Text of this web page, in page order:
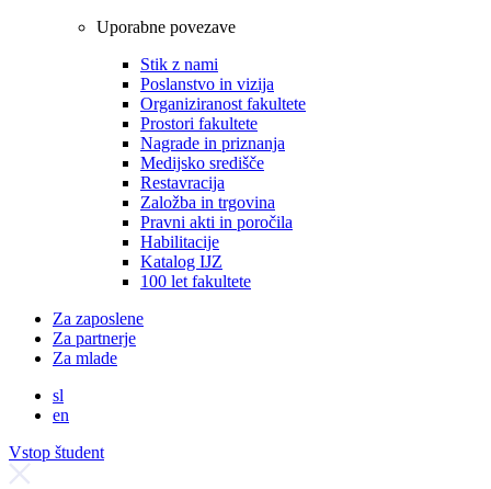
Uporabne povezave
Stik z nami
Poslanstvo in vizija
Organiziranost fakultete
Prostori fakultete
Nagrade in priznanja
Medijsko središče
Restavracija
Založba in trgovina
Pravni akti in poročila
Habilitacije
Katalog IJZ
100 let fakultete
Za zaposlene
Za partnerje
Za mlade
sl
en
Vstop študent